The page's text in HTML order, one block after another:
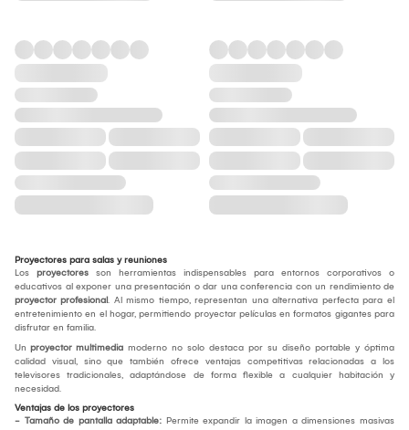
Proyectores para salas y reuniones
Los proyectores son herramientas indispensables para entornos corporativos o
educativos al exponer una presentación o dar una conferencia con un rendimiento de
proyector profesional. Al mismo tiempo, representan una alternativa perfecta para el
entretenimiento en el hogar, permitiendo proyectar películas en formatos gigantes para
disfrutar en familia.
Un proyector multimedia moderno no solo destaca por su diseño portable y óptima
calidad visual, sino que también ofrece ventajas competitivas relacionadas a los
televisores tradicionales, adaptándose de forma flexible a cualquier habitación y
necesidad.
Ventajas de los proyectores
- Tamaño de pantalla adaptable: Permite expandir la imagen a dimensiones masivas